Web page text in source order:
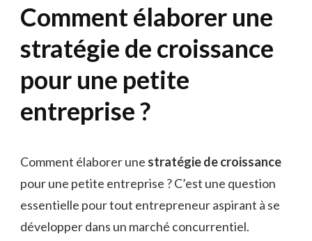
Comment élaborer une
stratégie de croissance
pour une petite
entreprise ?
Comment élaborer une stratégie de croissance
pour une petite entreprise ? C’est une question
essentielle pour tout entrepreneur aspirant à se
développer dans un marché concurrentiel.